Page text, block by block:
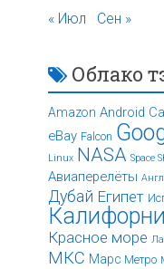
« Июл Сен »
Облако
Amazon Android
eBay Falcon
Linux NASA Space
Авиаперелёты
Дубай Египет
Красное море
МКС Марс Метро